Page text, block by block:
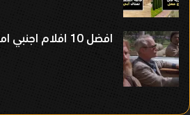
افضل 10 افلام اجنبي امريكي